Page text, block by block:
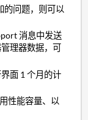
的问题，则可以
消息中发送
理器数据，可
面 1 个月的计
性能容量、以